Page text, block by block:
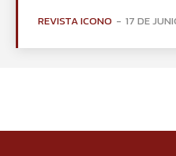
REVISTA ICONO - 17 DE